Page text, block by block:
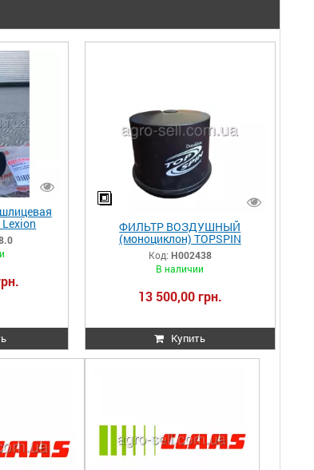
ФИЛЬТР ВОЗДУШНЫЙ
(моноциклон) TOPSPIN
(5810361/82084010002),H00243
8 CLAAS (Donaldson)
Код: H002438
В наличии
13 500,00 грн.
Купить